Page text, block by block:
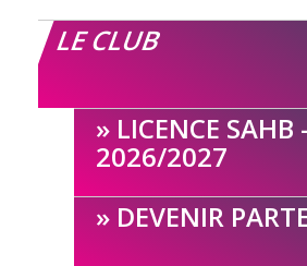
LE CLUB
LICENCE SAHB
2026/2027
DEVENIR